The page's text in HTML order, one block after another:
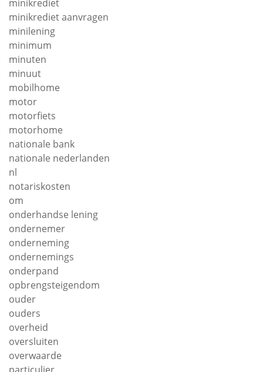
minikrediet
minikrediet aanvragen
minilening
minimum
minuten
minuut
mobilhome
motor
motorfiets
motorhome
nationale bank
nationale nederlanden
nl
notariskosten
om
onderhandse lening
ondernemer
onderneming
ondernemings
onderpand
opbrengsteigendom
ouder
ouders
overheid
oversluiten
overwaarde